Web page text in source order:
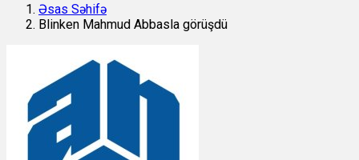
Əsas Səhifə
Blinken Mahmud Abbasla görüşdü